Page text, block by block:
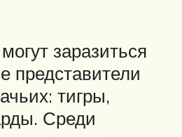
заразиться
представители
тигры,
Среди